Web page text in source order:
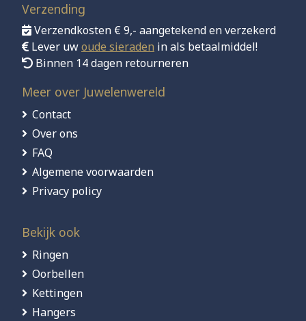
Verzending
Verzendkosten € 9,- aangetekend en verzekerd
Lever uwoude sieraden in als betaalmiddel!
Binnen 14 dagen retourneren
Meer over Juwelenwereld
Contact
Over ons
FAQ
Algemene voorwaarden
Privacy policy
Bekijk ook
Ringen
Oorbellen
Kettingen
Hangers